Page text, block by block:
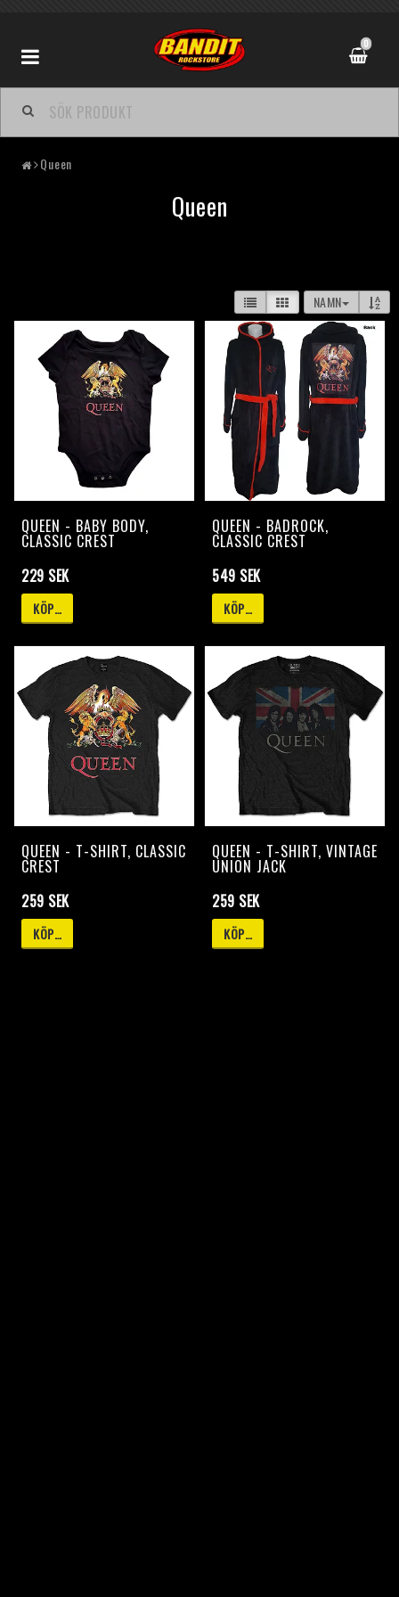
0
Queen
Queen
NAMN
QUEEN - BABY BODY,
CLASSIC CREST
229 SEK
KÖP…
QUEEN - BADROCK,
CLASSIC CREST
549 SEK
KÖP…
QUEEN - T-SHIRT, CLASSIC
CREST
259 SEK
KÖP…
QUEEN - T-SHIRT, VINTAGE
UNION JACK
259 SEK
KÖP…